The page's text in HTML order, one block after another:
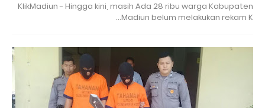
KlikMadiun - Hingga kini, masih Ada 28 ribu warga Kabupaten
Madiun belum melakukan rekam K…